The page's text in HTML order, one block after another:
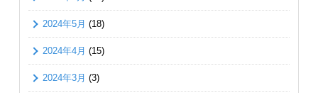
2024年5月 (18)
2024年4月 (15)
2024年3月 (3)